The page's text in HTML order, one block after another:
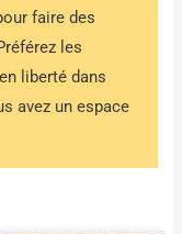
faire des
les
liberté dans
avez un espace